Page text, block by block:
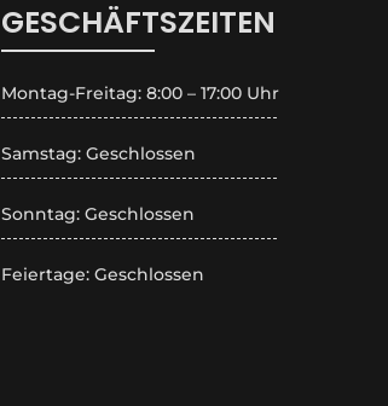
GESCHÄFTSZEITEN
Montag-Freitag: 8:00 – 17:00 Uhr
Samstag: Geschlossen
Sonntag: Geschlossen
Feiertage: Geschlossen